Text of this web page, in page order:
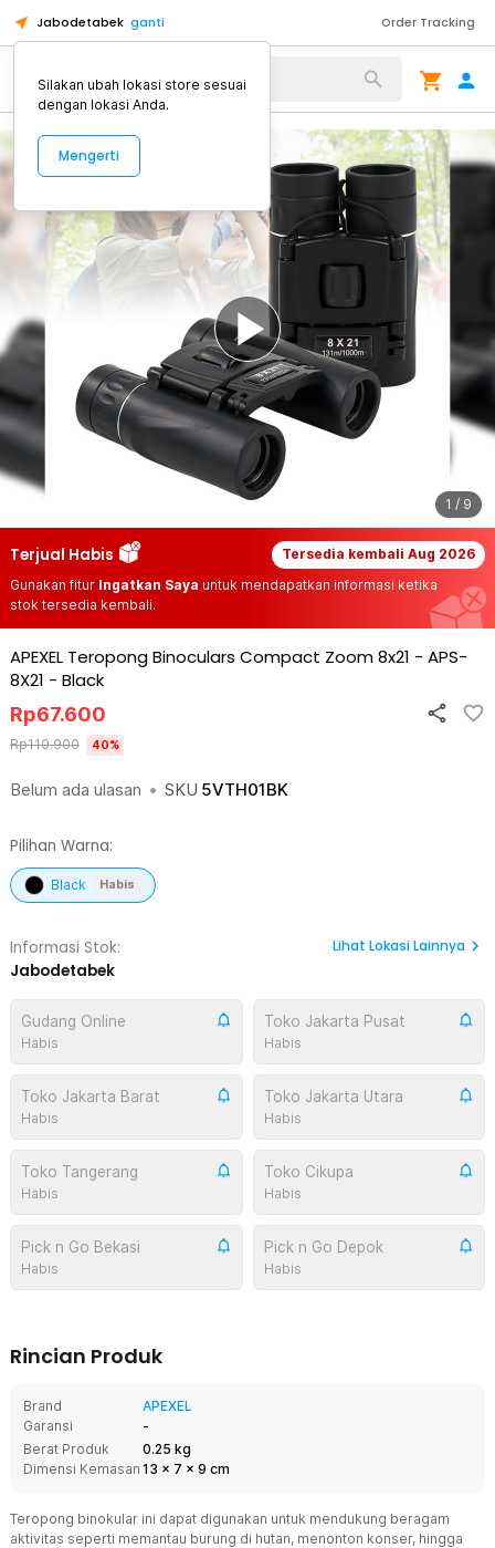
Jabodetabek ganti Order Tracking
Alat Kopi
1 / 9
Terjual Habis Tersedia kembali Aug 2026
Gunakan fitur Ingatkan Saya untuk mendapatkan informasi ketika
stok tersedia kembali.
APEXEL Teropong Binoculars Compact Zoom 8x21 - APS-
8X21 - Black
Belum ada ulasan • SKU 5VTH01BK
Rp67.600
Rp110.900 40%
Pilihan Warna:
Black Habis
Informasi Stok:
Jabodetabek
Lihat Lokasi Lainnya
Gudang Online
Habis
Toko Jakarta Pusat
Habis
Toko Jakarta Barat
Habis
Toko Jakarta Utara
Habis
Toko Tangerang
Habis
Toko Cikupa
Habis
Pick n Go Bekasi
Habis
Pick n Go Depok
Habis
Rincian Produk
Brand
APEXEL
Garansi
-
Berat Produk
0.25 kg
Dimensi Kemasan 13 x 7 x 9 cm
Teropong binokular ini dapat digunakan untuk mendukung beragam
aktivitas seperti memantau burung di hutan, menonton konser, hingga
Silakan ubah lokasi store sesuai
dengan lokasi Anda.
Mengerti